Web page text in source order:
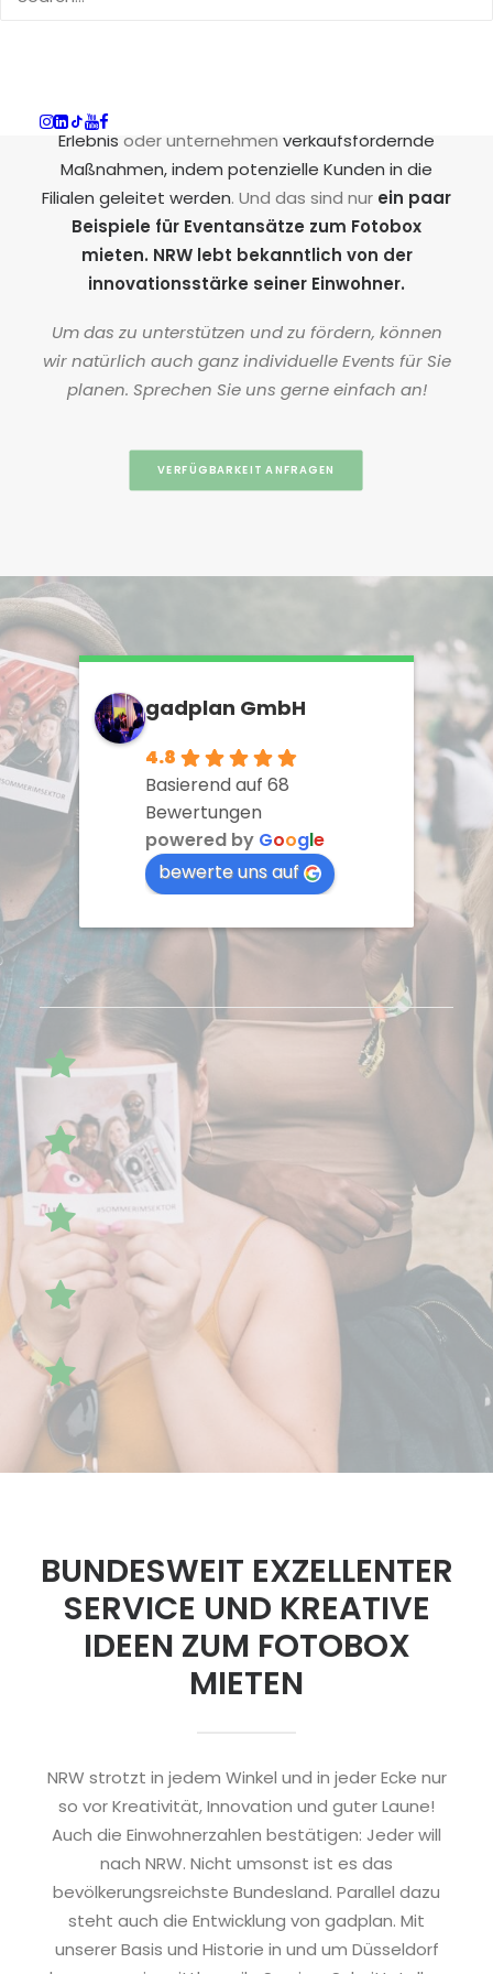
machen
Erlebnis oder unternehmen verkaufsfördernde
Maßnahmen, indem potenzielle Kunden in die
Filialen geleitet werden. Und das sind nur ein paar
Beispiele für Eventansätze zum Fotobox
mieten. NRW lebt bekanntlich von der
innovationsstärke seiner Einwohner.
Um das zu unterstützen und zu fördern, können
wir natürlich auch ganz individuelle Events für Sie
planen. Sprechen Sie uns gerne einfach an!
VERFÜGBARKEIT ANFRAGEN
gadplan GmbH
4.8
Basierend auf 68
Bewertungen
powered by Google
bewerte uns auf
BUNDESWEIT EXZELLENTER
SERVICE UND KREATIVE
IDEEN ZUM FOTOBOX
MIETEN
NRW strotzt in jedem Winkel und in jeder Ecke nur
so vor Kreativität, Innovation und guter Laune!
Auch die Einwohnerzahlen bestätigen: Jeder will
nach NRW. Nicht umsonst ist es das
bevölkerungsreichste Bundesland. Parallel dazu
steht auch die Entwicklung von gadplan. Mit
unserer Basis und Historie in und um Düsseldorf